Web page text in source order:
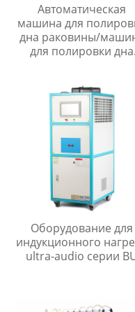
Автоматическая
машина для
дна раковины/
для полировки дна
Оборудование для
индукционного
ultra-audio серии